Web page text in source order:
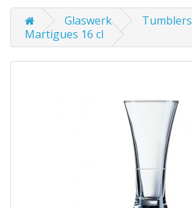
Glaswerk
Tumblers
Martigues 16 cl